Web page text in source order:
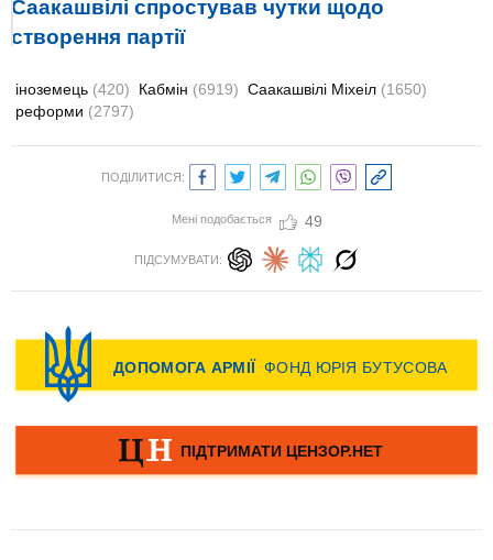
Саакашвілі спростував чутки щодо
створення партії
іноземець (420) Кабмін (6919) Саакашвілі Міхеіл (1650)
реформи (2797)
ПОДІЛИТИСЯ:
Мені подобається 49
ПІДСУМУВАТИ: